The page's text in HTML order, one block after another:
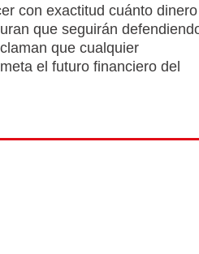
con exactitud cuánto dinero
que seguirán
que cualquier
el futuro financiero del